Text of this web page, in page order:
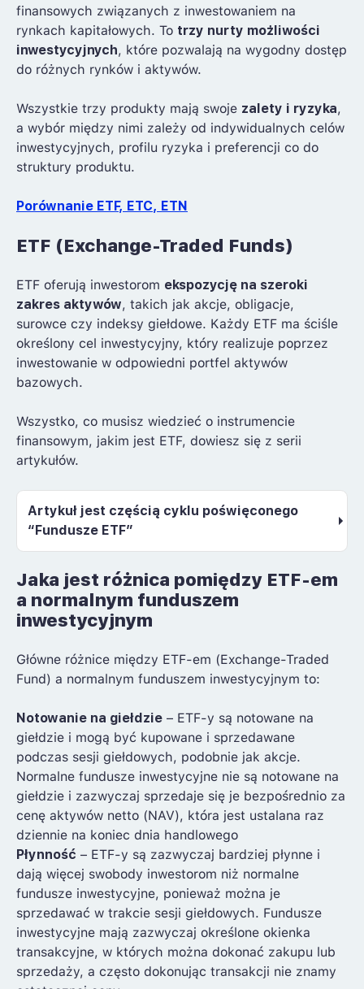
finansowych związanych z inwestowaniem na
rynkach kapitałowych. To trzy nurty możliwości
inwestycyjnych, które pozwalają na wygodny dostęp
do różnych rynków i aktywów.
Wszystkie trzy produkty mają swoje zalety i ryzyka,
a wybór między nimi zależy od indywidualnych celów
inwestycyjnych, profilu ryzyka i preferencji co do
struktury produktu.
Porównanie ETF, ETC, ETN
ETF (Exchange-Traded Funds)
ETF oferują inwestorom ekspozycję na szeroki
zakres aktywów, takich jak akcje, obligacje,
surowce czy indeksy giełdowe. Każdy ETF ma ściśle
określony cel inwestycyjny, który realizuje poprzez
inwestowanie w odpowiedni portfel aktywów
bazowych.
Wszystko, co musisz wiedzieć o instrumencie
finansowym, jakim jest ETF, dowiesz się z serii
artykułów.
Artykuł jest częścią cyklu poświęconego
“Fundusze ETF”
ETF, ETC, ETN – czym się różnią główne
fundusze inwestycyjne?
Bitcoin ETF – co oznaczają fundusze na BTC?
Gdzie kupić ETFy i jak zacząć inwestować –
najlepsze miejsca na zakup
Czy warto inwestować w ETF-y? 11 zalet
Rodzaje ETF – 12 typów i korzyści, jakie
oferują inwestorom
Jak powstaje i działa ETF w praktyce?
ETF – co to jest?
Jaka jest różnica pomiędzy ETF-em
a normalnym funduszem
inwestycyjnym
Główne różnice między ETF-em (Exchange-Traded
Fund) a normalnym funduszem inwestycyjnym to:
Notowanie na giełdzie – ETF-y są notowane na
giełdzie i mogą być kupowane i sprzedawane
podczas sesji giełdowych, podobnie jak akcje.
Normalne fundusze inwestycyjne nie są notowane na
giełdzie i zazwyczaj sprzedaje się je bezpośrednio za
cenę aktywów netto (NAV), która jest ustalana raz
dziennie na koniec dnia handlowego
Płynność – ETF-y są zazwyczaj bardziej płynne i
dają więcej swobody inwestorom niż normalne
fundusze inwestycyjne, ponieważ można je
sprzedawać w trakcie sesji giełdowych. Fundusze
inwestycyjne mają zazwyczaj określone okienka
transakcyjne, w których można dokonać zakupu lub
sprzedaży, a często dokonując transakcji nie znamy